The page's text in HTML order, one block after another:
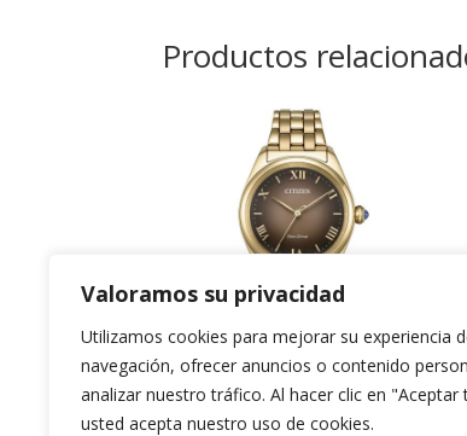
Valoramos su privacidad
Utilizamos cookies para mejorar su experiencia
navegación, ofrecer anuncios o contenido
analizar nuestro tráfico. Al hacer clic en "Aceptar
usted acepta nuestro uso de cookies.
Productos
Citizen Lady